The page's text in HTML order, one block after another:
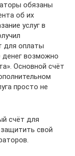
обязаны
об их
услуг в
для оплаты
денег возможно
Основной счёт
просто не
счёт для
свой